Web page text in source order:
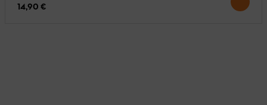
14,90 €